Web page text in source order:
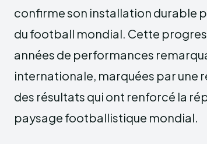
confirme son installation durable
du football mondial. Cette
années de performances
internationale, marquées par une
des résultats qui ont renforcé la
paysage footballistique mondial.